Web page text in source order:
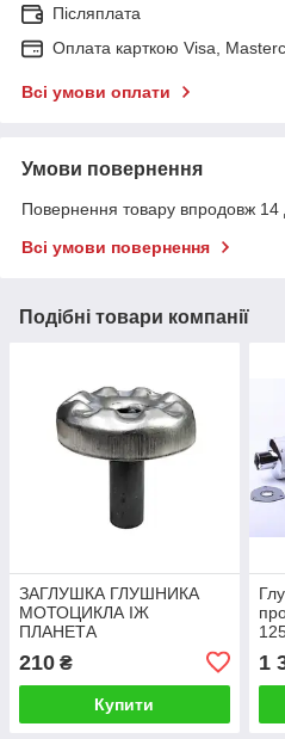
Післяплата
Оплата карткою Visa,
Всі умови оплати
Умови повернення
Повернення товару впродовж 14
Всі умови повернення
Подібні товари компанії
ЗАГЛУШКА ГЛУШНИКА
МОТОЦИКЛА ІЖ
ПЛАНЕТА
210 ₴
Купити
1